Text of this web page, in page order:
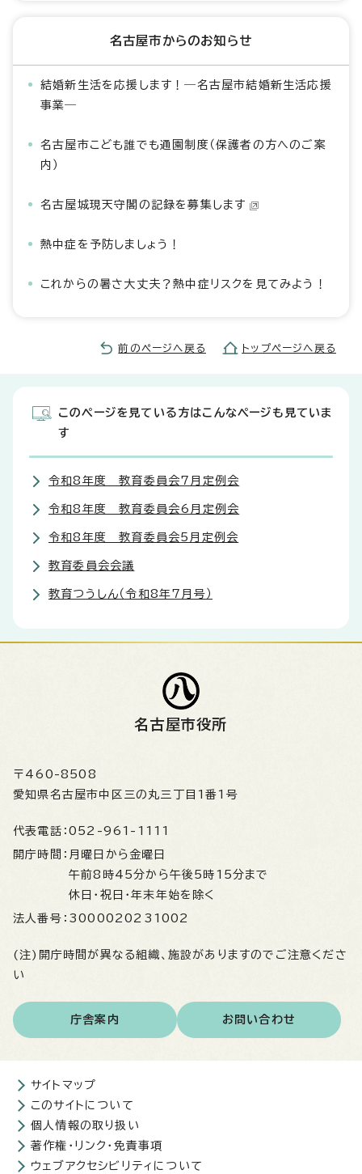
名古屋市からのお知らせ
結婚新生活を応援します！―名古屋市結婚新生活応援
事業―
名古屋市こども誰でも通園制度（保護者の方へのご案
内）
名古屋城現天守閣の記録を募集します
熱中症を予防しましょう！
これからの暑さ大丈夫？熱中症リスクを見てみよう！
前のページへ戻る トップページへ戻る
このページを見ている方はこんなページも見ていま
す
令和8年度 教育委員会7月定例会
令和8年度 教育委員会6月定例会
令和8年度 教育委員会5月定例会
教育委員会会議
教育つうしん（令和8年7月号）
名古屋市役所
〒460-8508
愛知県名古屋市中区三の丸三丁目1番1号
代表電話： 052-961-1111
開庁時間： 月曜日から金曜日
午前8時45分から午後5時15分まで
休日・祝日・年末年始を除く
法人番号： 3000020231002
(注)開庁時間が異なる組織、施設がありますのでご注意くださ
い
庁舎案内 お問い合わせ
サイトマップ
このサイトについて
個人情報の取り扱い
著作権・リンク・免責事項
ウェブアクセシビリティについて